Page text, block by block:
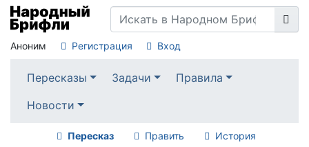
Аноним Регистрация Вход
Пересказы Задачи
Правила
Новости
Пересказ Править История